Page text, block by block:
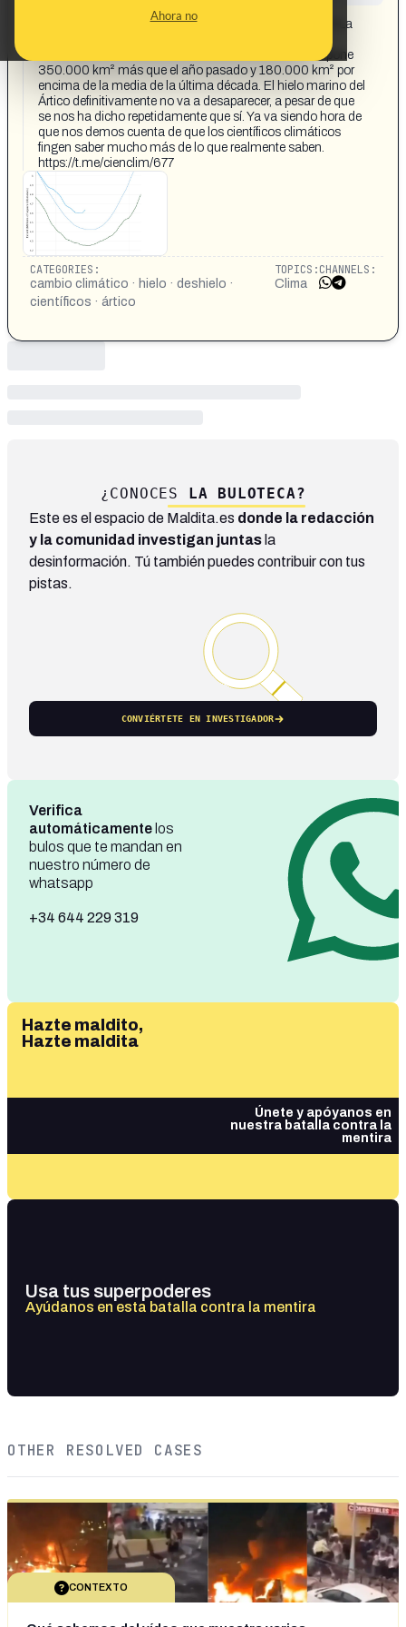
Ahora no
MUCHO MÁS HIELO EN EL ÁRTICO ESTE VERANO La
establecido este año en 4,6 millones de km². Esto supone
350.000 km² más que el año pasado y 180.000 km² por
encima de la media de la última década. El hielo marino del
Ártico definitivamente no va a desaparecer, a pesar de que
se nos ha dicho repetidamente que sí. Ya va siendo hora de
que nos demos cuenta de que los científicos climáticos
fingen saber mucho más de lo que realmente saben.
https://t.me/cienclim/677
CATEGORIES:
cambio climático · hielo · deshielo ·
científicos · ártico
TOPICS:
Clima
CHANNELS:
¿CONOCES LA BULOTECA?
Este es el espacio de Maldita.es donde la redacción
y la comunidad investigan juntas la
desinformación. Tú también puedes contribuir con tus
pistas.
CONVIÉRTETE EN INVESTIGADOR
Verifica
automáticamente los
bulos que te mandan en
nuestro número de
whatsapp
+34 644 229 319
Hazte maldito,
Hazte maldita
Únete y apóyanos en
nuestra batalla contra la
mentira
Usa tus superpoderes
Ayúdanos en esta batalla contra la mentira
OTHER RESOLVED CASES
CONTEXTO